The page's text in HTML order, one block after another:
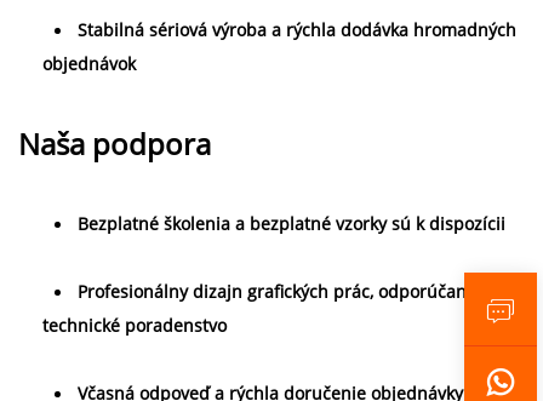
Stabilná sériová výroba a rýchla dodávka hromadných
objednávok
Naša podpora
Bezplatné školenia a bezplatné vzorky sú k dispozícii
Profesionálny dizajn grafických prác, odporúčania a
technické poradenstvo
Včasná odpoveď a rýchla doručenie objednávky